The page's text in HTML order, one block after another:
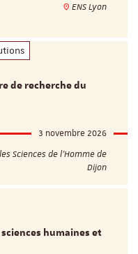
ENS Lyon
de recherche du
3 novembre 2026
Sciences de l'Homme de
Dijon
humaines et